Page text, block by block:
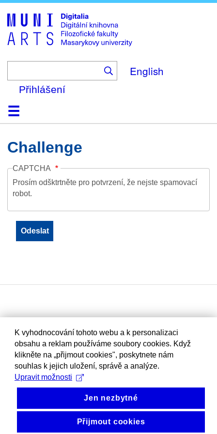
to
main
content
English
Přihlášení
DomůKolekce
Prohlížení
Vyhledávání
O platformě
Nápověda
KontaktDigitalia
Challenge
CAPTCHA
Prosím odšktrtněte pro potvrzení, že nejste spamovací
robot.
K vyhodnocování tohoto webu a k personalizaci
obsahu a reklam používáme soubory cookies. Když
klikněte na „přijmout cookies", poskytnete nám
souhlas k jejich uložení, správě a analýze.
Upravit možnosti
Jen nezbytné
Přijmout cookies